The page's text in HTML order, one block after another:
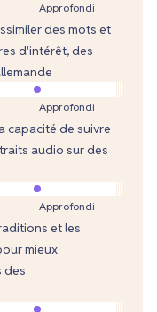
Approfondi
des mots et
d'intérêt, des
Approfondi
capacité de suivre
audio sur des
Approfondi
et les
mieux
des